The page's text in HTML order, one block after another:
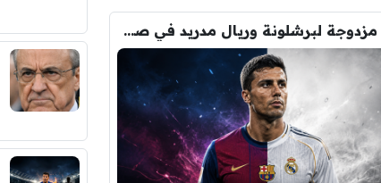
ضربة مزدوجة لبرشلونة وريال مدريد في صفقة رودري